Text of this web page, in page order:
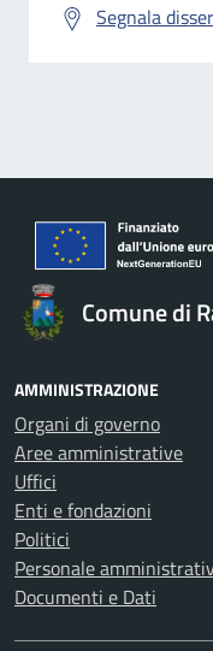
Segnala
Comune di
AMMINISTRAZIONE
Organi di governo
Aree amministrative
Uffici
Enti e fondazioni
Politici
Personale
Documenti e Dati